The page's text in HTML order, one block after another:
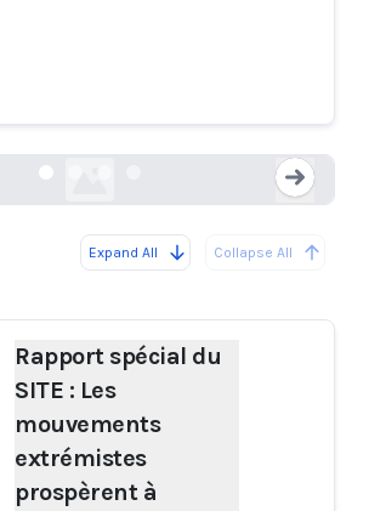
Expand All Collapse All
Rapport spécial du
SITE : Les
mouvements
extrémistes
prospèrent à